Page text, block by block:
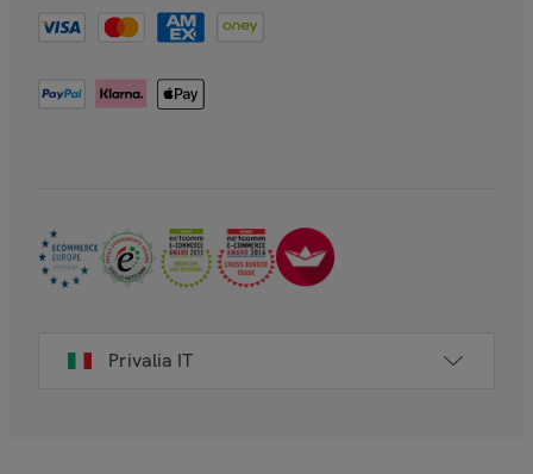
Privalia IT